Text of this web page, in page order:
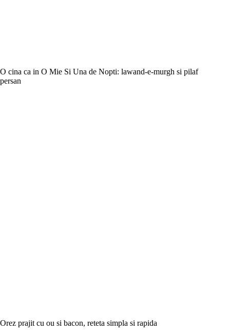
O cina ca in O Mie Si Una de Nopti: lawand-e-murgh si pilaf
persan
Orez prajit cu ou si bacon, reteta simpla si rapida